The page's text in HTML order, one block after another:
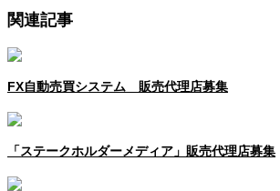
関連記事
FX自動売買システム 販売代理店募集
「ステークホルダーメディア」販売代理店募集